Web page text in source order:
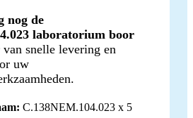
nog de
laboratorium boor
snelle levering en
uw
C.138NEM.104.023 x 5